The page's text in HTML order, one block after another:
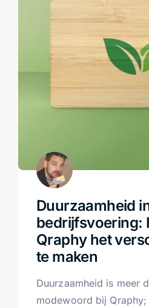
Duurzaamheid
bedrijfsvoering:
Qraphy het
te maken
Duurzaamheid is meer
modewoord bij Qraphy;